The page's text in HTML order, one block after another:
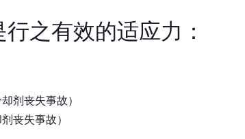
之有效的适应力：
剂丧失事故）
丧失事故）